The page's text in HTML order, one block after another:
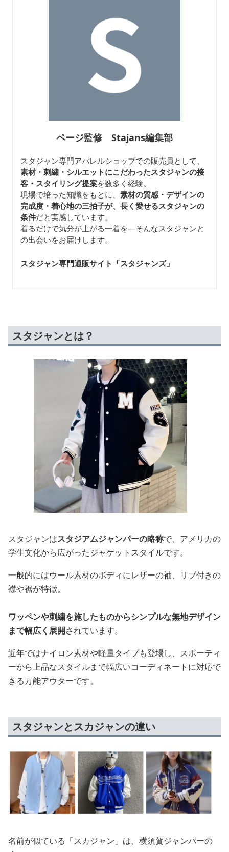
ページ監修 Stajans編集部
スタジャン専門アパレルショップでの販売員として、
素材・刺繍・シルエットにこだわったスタジャンの接
客・スタイリング提案を数多く経験。
現場で培った知識をもとに、 素材の質感・デザインの
完成度・着心地の三拍子が、長く愛せるスタジャンの
条件だと実感しています。
着るだけで気分が上がる一着を—そんなスタジャンと
の出会いをお届けします。
スタジャン専門通販サイト「スタジャンズ」
スタジャンとは？
スタジャンはスタジアムジャンパーの略称で、アメリカの
学生文化から広がったジャケットスタイルです。
一般的にはウール素材のボディにレザーの袖、リブ付きの
襟や裾が特徴。
ワッペンや刺繍を施したものからシンプルな無地デザイン
まで幅広く展開されています。
近年ではナイロン素材や軽量タイプも登場し、スポーティ
ーから上品なスタイルまで幅広いコーディネートに対応で
きる万能アウターです。
スタジャンとスカジャンの違い
名前が似ている「スカジャン」は、横須賀ジャンパーの